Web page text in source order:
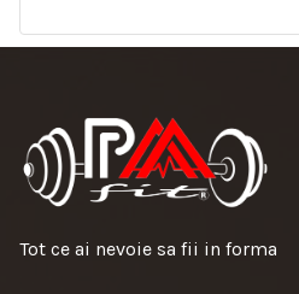
Tot ce ai nevoie sa fii in forma